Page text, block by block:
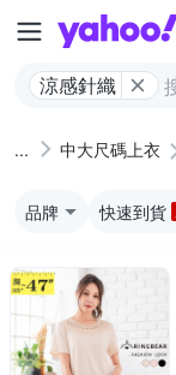
涼感針織
中大尺碼上衣
品牌 快速到貨